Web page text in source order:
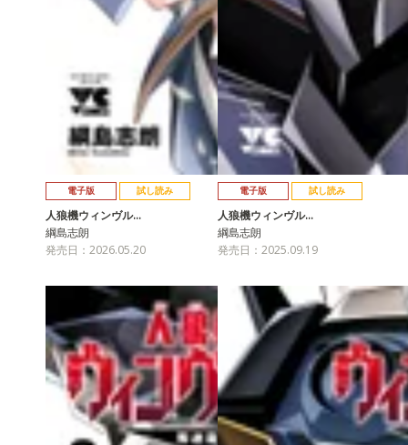
電子版 試し読み
人狼機ウィンヴル…
綱島志朗
発売日：2026.05.20
電子版 試し読み
人狼機ウィンヴル…
綱島志朗
発売日：2025.09.19